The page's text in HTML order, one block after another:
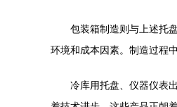
包装箱制造则与上述托
环境和成本因素。制造过程
冷库用托盘、仪器仪表